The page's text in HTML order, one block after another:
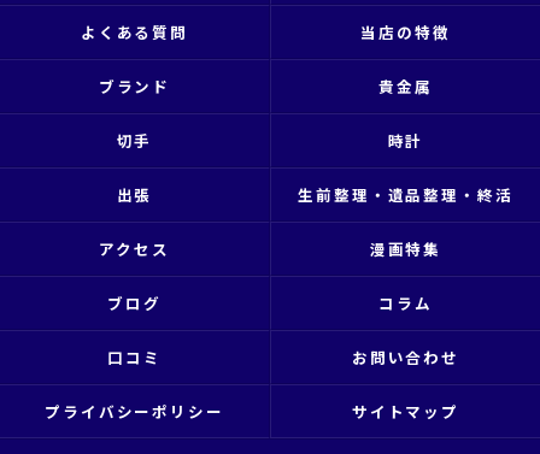
よくある質問 当店の特徴
ブランド 貴金属
切手 時計
出張 生前整理・遺品整理・終活
アクセス 漫画特集
ブログ コラム
口コミ お問い合わせ
プライバシーポリシー サイトマップ